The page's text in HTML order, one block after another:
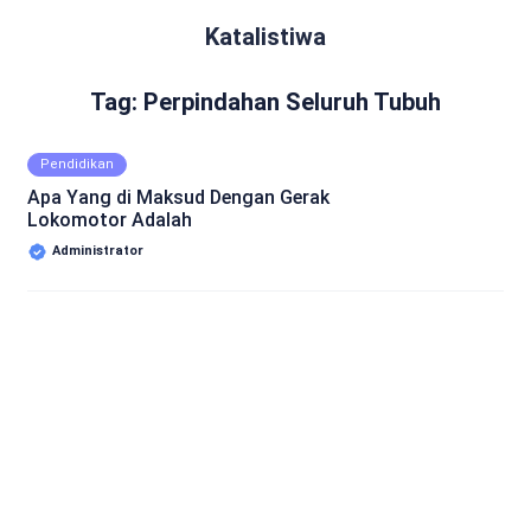
Katalistiwa
Tag: Perpindahan Seluruh Tubuh
Pendidikan
Apa Yang di Maksud Dengan Gerak
Lokomotor Adalah
Administrator